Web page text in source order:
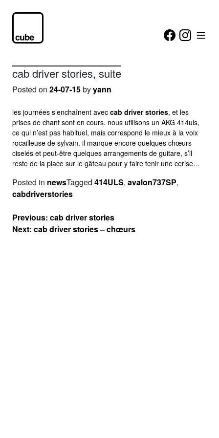
cab driver stories, suite
Posted on 24-07-15byyann
les journées s’enchaînent avec cab driver stories, et les
prises de chant sont en cours. nous utilisons un AKG 414uls,
ce qui n’est pas habituel, mais correspond le mieux à la voix
rocailleuse de sylvain. il manque encore quelques chœurs
ciselés et peut-être quelques arrangements de guitare, s’il
reste de la place sur le gâteau pour y faire tenir une cerise…
Posted in newsTagged 414ULS, avalon737SP,
cabdriverstories
Navigation
de
l’article
Previous: cab driver stories
Next: cab driver stories – chœurs